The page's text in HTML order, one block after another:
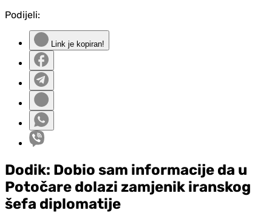
Podijeli:
Link je kopiran!
Dodik: Dobio sam informacije da u
Potočare dolazi zamjenik iranskog
šefa diplomatije